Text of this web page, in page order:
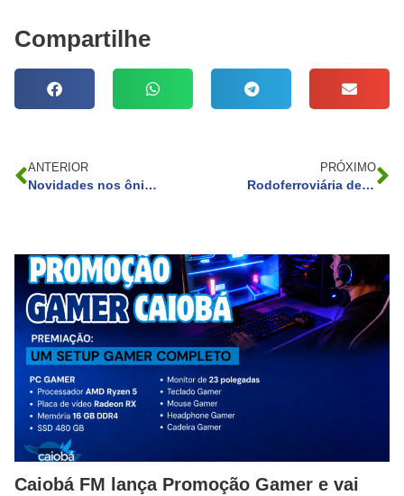
Compartilhe
ANTERIOR
Novidades nos ônibus de Curitiba! O que teremos?
PRÓXIMO
Rodoferroviária de Curitiba vai estar entupida!
Caiobá FM lança Promoção Gamer e vai